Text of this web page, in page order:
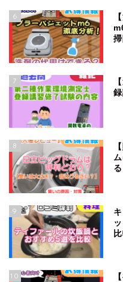
6
掃
7
8
9
10